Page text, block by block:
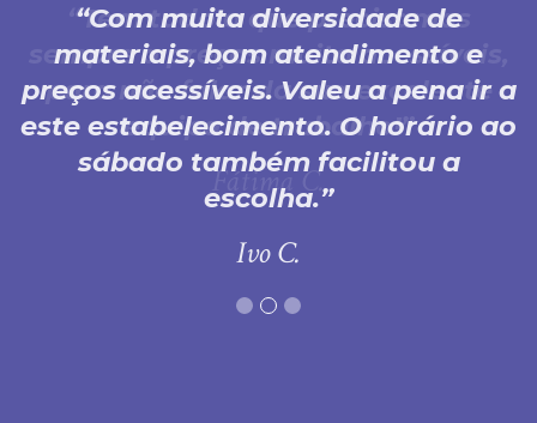
Com muita diversidade de
materiais, bom atendimento e
preços acessíveis. Valeu a pena ir a
este estabelecimento. O horário ao
sábado também facilitou a
escolha.
Ivo C.